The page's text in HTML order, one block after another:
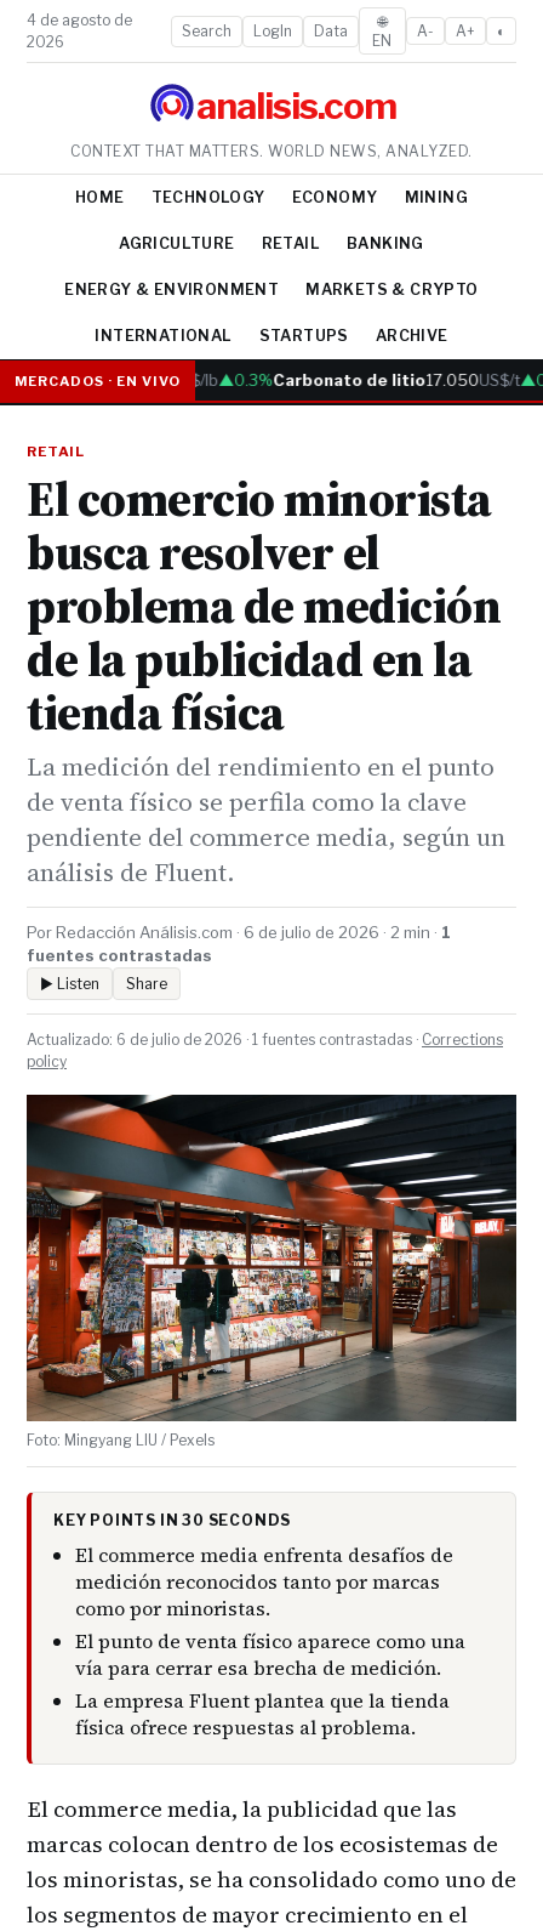
4 de agosto de
2026
Search LogIn Data
🌐
EN
A- A+ ◐
analisis.com
CONTEXT THAT MATTERS. WORLD NEWS, ANALYZED.
HOME TECHNOLOGY ECONOMY MINING
AGRICULTURE RETAIL BANKING
ENERGY & ENVIRONMENT MARKETS & CRYPTO
INTERNATIONAL STARTUPS ARCHIVE
MERCADOS · EN VIVO
Cobre 6.05US$/lb▲0.3%Carbonato de litio17.050US$/t
RETAIL
El comercio minorista
busca resolver el
problema de medición
de la publicidad en la
tienda física
La medición del rendimiento en el punto
de venta físico se perfila como la clave
pendiente del commerce media, según un
análisis de Fluent.
Por Redacción Análisis.com · 6 de julio de 2026 · 2 min · 1
fuentes contrastadas
▶ Listen Share
Actualizado: 6 de julio de 2026 · 1 fuentes contrastadas · Corrections
policy
Foto: Mingyang LIU / Pexels
KEY POINTS IN 30 SECONDS
El commerce media enfrenta desafíos de
medición reconocidos tanto por marcas
como por minoristas.
El punto de venta físico aparece como una
vía para cerrar esa brecha de medición.
La empresa Fluent plantea que la tienda
física ofrece respuestas al problema.
El commerce media, la publicidad que las
marcas colocan dentro de los ecosistemas de
los minoristas, se ha consolidado como uno de
los segmentos de mayor crecimiento en el